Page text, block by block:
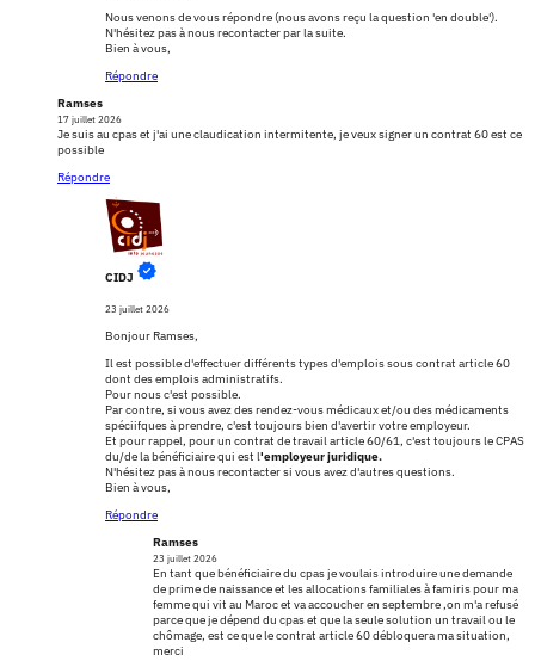
Nous venons de vous répondre (nous avons reçu la question 'en double').
N'hésitez pas à nous recontacter par la suite.
Bien à vous,
Répondre
Ramses
17 juillet 2026
Je suis au cpas et j'ai une claudication intermitente, je veux signer un contrat 60 est ce
possible
Répondre
CIDJ
23 juillet 2026
Bonjour Ramses,
Il est possible d'effectuer différents types d'emplois sous contrat article 60
dont des emplois administratifs.
Pour nous c'est possible.
Par contre, si vous avez des rendez-vous médicaux et/ou des médicaments
spéciifques à prendre, c'est toujours bien d'avertir votre employeur.
Et pour rappel, pour un contrat de travail article 60/61, c'est toujours le CPAS
du/de la bénéficiaire qui est l'employeur juridique.
N'hésitez pas à nous recontacter si vous avez d'autres questions.
Bien à vous,
Répondre
Ramses
23 juillet 2026
En tant que bénéficiaire du cpas je voulais introduire une demande
de prime de naissance et les allocations familiales à famiris pour ma
femme qui vit au Maroc et va accoucher en septembre ,on m'a refusé
parce que je dépend du cpas et que la seule solution un travail ou le
chômage, est ce que le contrat article 60 débloquera ma situation,
merci